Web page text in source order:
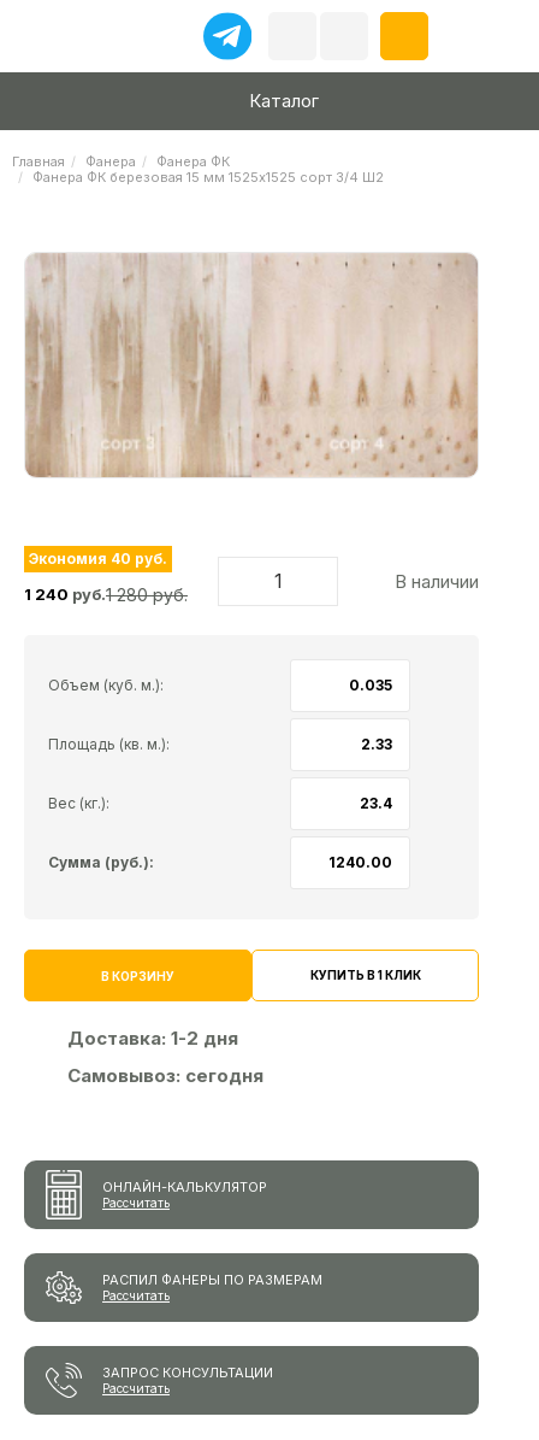
Каталог
Главная Фанера
Фанера ФК
Фанера ФК березовая 15 мм 1525х1525 сорт 3/4 Ш2
Экономия 40 руб.
1 240 руб.1 280 руб.
В наличии
Объем (куб. м.):
Площадь (кв. м.):
Вес (кг.):
Сумма (руб.):
В КОРЗИНУ КУПИТЬ В 1 КЛИК
Доставка: 1-2 дня
Самовывоз: сегодня
ОНЛАЙН-КАЛЬКУЛЯТОР
Рассчитать
РАСПИЛ ФАНЕРЫ ПО РАЗМЕРАМ
Рассчитать
ЗАПРОС КОНСУЛЬТАЦИИ
Рассчитать